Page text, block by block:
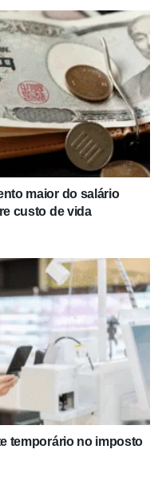
maior do salário
custo de vida
temporário no imposto